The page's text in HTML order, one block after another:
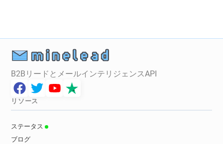
f*****@ca-illeetvilaine.fr
h*****@ca-illeetvilaine.fr
i********@ca-illeetvilaine.fr
f********@ca-illeetvilaine.fr
l*********@ca-illeetvilaine.fr
j********@ca-illeetvilaine.fr
d*******@ca-illeetvilaine.fr
c************@ca-illeetvilaine.fr
n************@ca-illeetvilaine.fr
a*********@ca-illeetvilaine.fr
B2BリードとメールインテリジェンスAPI
リソース
ステータス
ブログ